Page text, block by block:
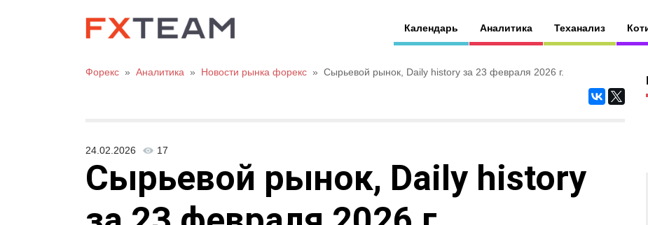
Календарь Аналитика Теханализ
Форекс » Аналитика » Новости рынка форекс » Сырьевой рынок, Daily history за 23 февраля 2026 г.
24.02.2026 17
Сырьевой рынок, Daily history